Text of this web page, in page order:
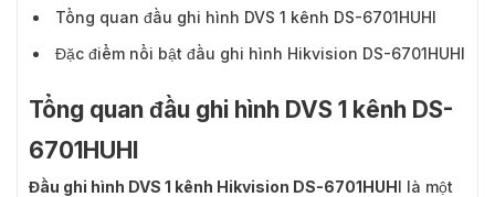
Tổng quan đầu ghi hình DVS 1 kênh DS-6701HUHI
Đặc điểm nổi bật đầu ghi hình Hikvision DS-6701HUHI
Tổng quan đầu ghi hình DVS 1 kênh DS-
6701HUHI
Đầu ghi hình DVS 1 kênh Hikvision DS-6701HUHI là một